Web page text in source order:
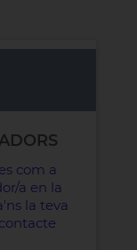
com a
a en la
la teva